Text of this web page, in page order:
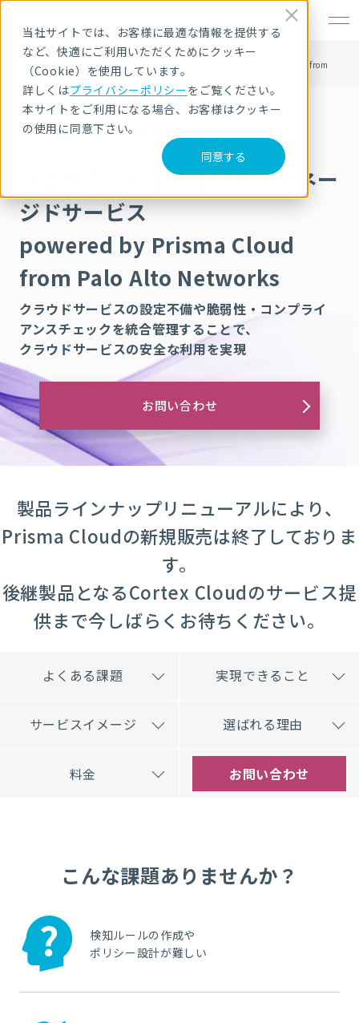
当社サイトでは、お客様に最適な情報を提供する
など、快適にご利用いただくためにクッキー
（Cookie）を使用しています。
詳しくはプライバシーポリシーをご覧ください。
本サイトをご利用になる場合、お客様はクッキー
の使用に同意下さい。
同意する
HOME サービス・製品
SOC・マネージドセキュリティサービス
統合クラウドセキュリティマネージドサービス powered by Prisma Cloud from
Palo Alto Networks
統合クラウドセキュリティマネー
ジドサービス
powered by Prisma Cloud
from Palo Alto Networks
クラウドサービスの設定不備や脆弱性・コンプライ
アンスチェックを統合管理することで、
クラウドサービスの安全な利用を実現
お問い合わせ
製品ラインナップリニューアルにより、
Prisma Cloudの新規販売は終了しておりま
す。
後継製品となるCortex Cloudのサービス提
供まで今しばらくお待ちください。
よくある課題 実現できること
サービスイメージ 選ばれる理由
料金 お問い合わせ
こんな課題ありませんか？
検知ルールの作成や
ポリシー設計が難しい